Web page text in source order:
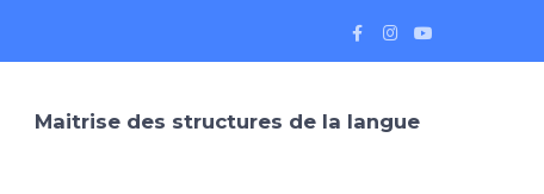
Maitrise des structures de la langue